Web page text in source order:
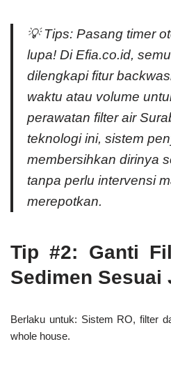
💡Tips: Pasang timer
lupa! Di Efia.co.id,
dilengkapi fitur
waktu atau volume
perawatan filter air
teknologi ini, sistem
membersihkan dirinya
tanpa perlu intervensi
merepotkan.
Tip #2: Ganti
Sedimen Sesuai
Berlaku untuk: Sistem RO, filter
whole house.